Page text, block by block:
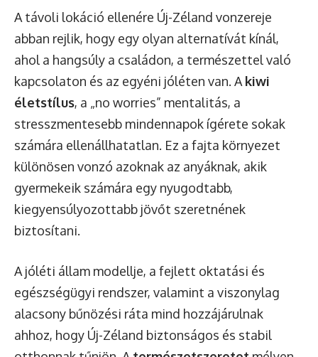
A távoli lokáció ellenére Új-Zéland vonzereje
abban rejlik, hogy egy olyan alternatívát kínál,
ahol a hangsúly a családon, a természettel való
kapcsolaton és az egyéni jóléten van. A kiwi
életstílus, a „no worries” mentalitás, a
stresszmentesebb mindennapok ígérete sokak
számára ellenállhatatlan. Ez a fajta környezet
különösen vonzó azoknak az anyáknak, akik
gyermekeik számára egy nyugodtabb,
kiegyensúlyozottabb jövőt szeretnének
biztosítani.
A jóléti állam modellje, a fejlett oktatási és
egészségügyi rendszer, valamint a viszonylag
alacsony bűnözési ráta mind hozzájárulnak
ahhoz, hogy Új-Zéland biztonságos és stabil